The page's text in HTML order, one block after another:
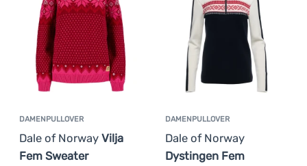
Anmelden /
Registrieren
DAMENPULLOVER
Dale of Norway Vilja
Fem Sweater
DAMENPULLOVER
Dale of Norway
Dystingen Fem